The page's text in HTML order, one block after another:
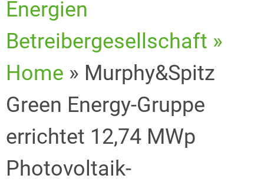
Energien
Betreibergesellschaft »
Home » Murphy&Spitz
Green Energy-Gruppe
errichtet 12,74 MWp
Photovoltaik-